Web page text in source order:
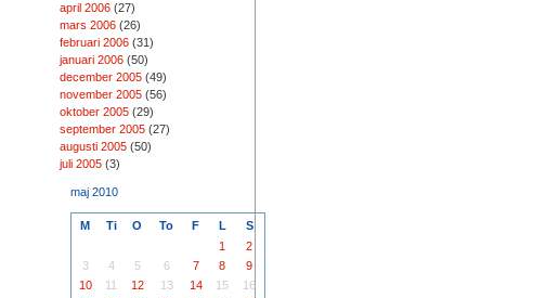
april 2006(27)
mars 2006(26)
februari 2006(31)
januari 2006(50)
december 2005(49)
november 2005(56)
oktober 2005(29)
september 2005(27)
augusti 2005(50)
juli 2005(3)
maj 2010
M Ti O To F L S
1
2
3
4 5 6 7 8
9
10
11 12 13 14 15
16